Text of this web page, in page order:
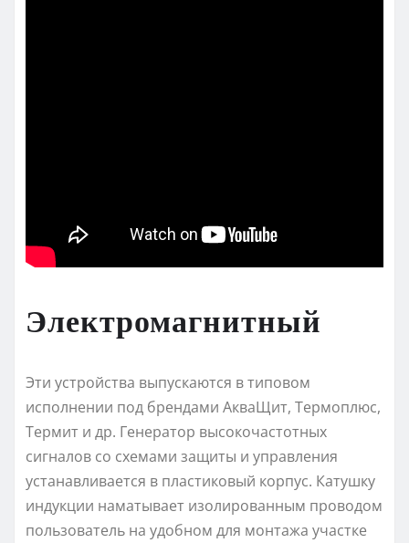
Электромагнитный
Эти устройства выпускаются в типовом
исполнении под брендами АкваЩит, Термоплюс,
Термит и др. Генератор высокочастотных
сигналов со схемами защиты и управления
устанавливается в пластиковый корпус. Катушку
индукции наматывает изолированным проводом
пользователь на удобном для монтажа участке